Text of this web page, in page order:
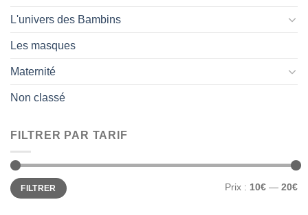
L'univers des Bambins
Les masques
Maternité
Non classé
FILTRER PAR TARIF
Prix
min
Prix
maxFILTRER Prix : 10€ — 20€